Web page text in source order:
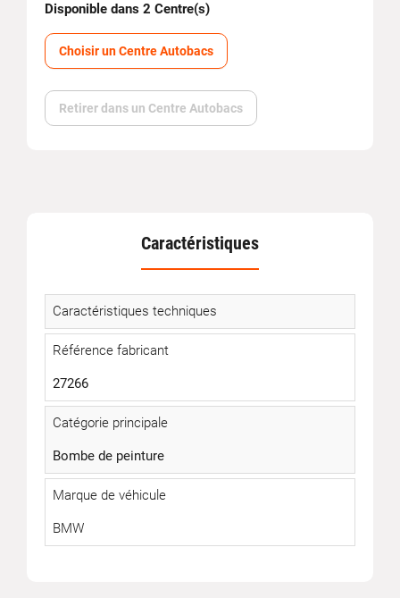
Disponible dans 2 Centre(s)
Choisir un Centre Autobacs
Retirer dans un Centre Autobacs
Caractéristiques
Caractéristiques techniques
Référence fabricant
27266
Catégorie principale
Bombe de peinture
Marque de véhicule
BMW